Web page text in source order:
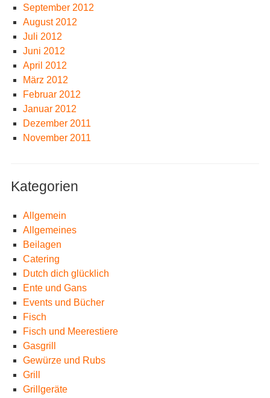
September 2012
August 2012
Juli 2012
Juni 2012
April 2012
März 2012
Februar 2012
Januar 2012
Dezember 2011
November 2011
Kategorien
Allgemein
Allgemeines
Beilagen
Catering
Dutch dich glücklich
Ente und Gans
Events und Bücher
Fisch
Fisch und Meerestiere
Gasgrill
Gewürze und Rubs
Grill
Grillgeräte